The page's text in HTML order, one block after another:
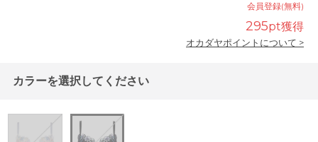
会員登録(無料)
295pt獲得
オカダヤポイントについて >
カラーを選択してください